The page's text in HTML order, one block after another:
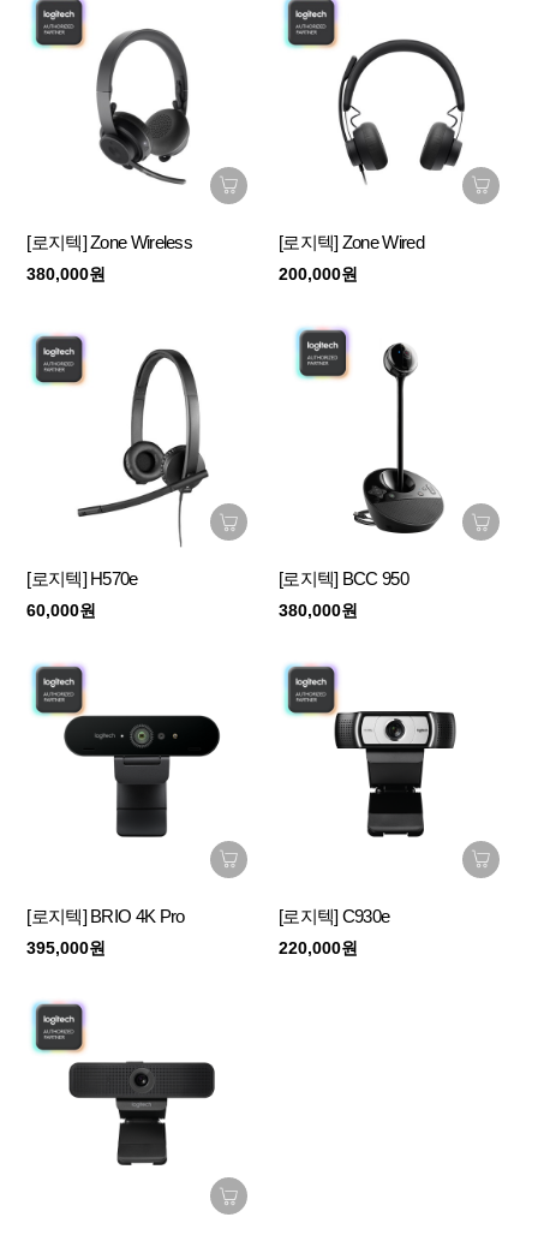
[로지텍] Zone Wireless
380,000원
[로지텍] Zone Wired
200,000원
[로지텍] H570e
60,000원
[로지텍] BCC 950
380,000원
[로지텍] BRIO 4K Pro
395,000원
[로지텍] C930e
220,000원